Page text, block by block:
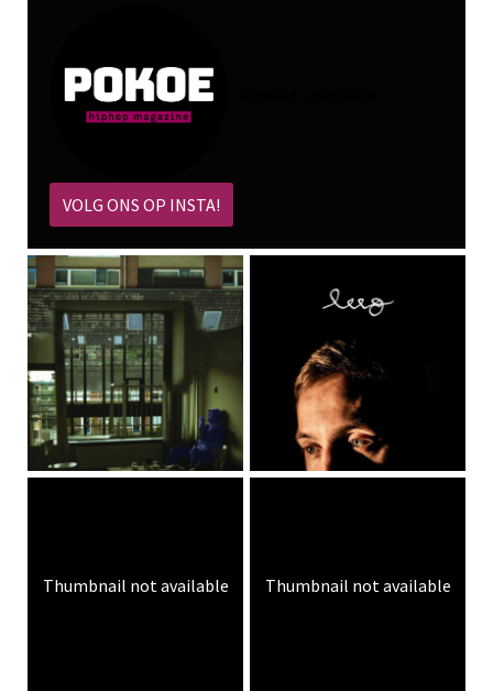
VOLG ONS OP INSTA!
Thumbnail not available Thumbnail not available